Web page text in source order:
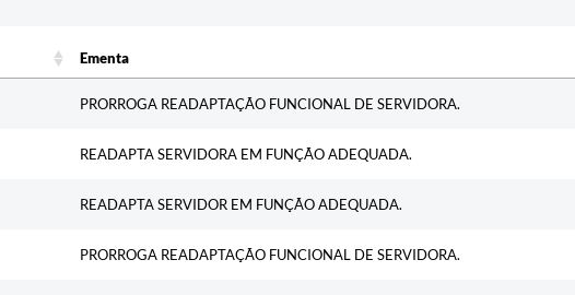
Ementa
PRORROGA READAPTAÇÃO FUNCIONAL DE SERVIDORA.
READAPTA SERVIDORA EM FUNÇÃO ADEQUADA.
READAPTA SERVIDOR EM FUNÇÃO ADEQUADA.
PRORROGA READAPTAÇÃO FUNCIONAL DE SERVIDORA.